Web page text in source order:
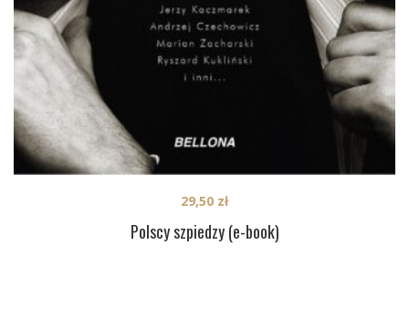
Polscy szpiedzy (e-book)
29,50 zł